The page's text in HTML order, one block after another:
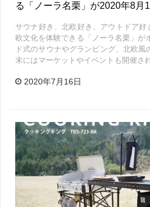
る「ノーラ名栗」が2020年8月
サウナ好き、北欧好き、アウトドア
欧文化を体験できる「ノーラ名栗」が
ド式のサウナやグランピング、北欧
末にはマーケットやイベントも開催さ
2020年7月16日